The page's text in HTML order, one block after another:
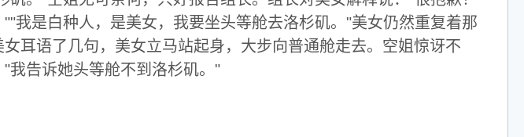
我是白种人，是美女，我要坐头等舱去洛杉矶。"美女仍然重复着那
耳语了几句，美女立马站起身，大步向普通舱走去。空姐惊讶不
我告诉她头等舱不到洛杉矶。"